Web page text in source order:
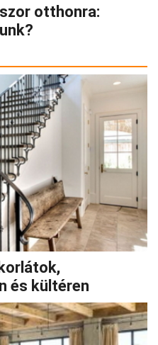
otthonra:
és kültéren